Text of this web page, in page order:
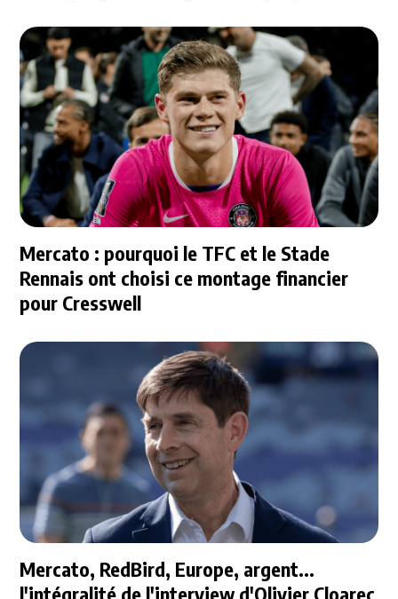
Mercato : pourquoi le TFC et le Stade
Rennais ont choisi ce montage financier
pour Cresswell
Mercato, RedBird, Europe, argent...
l'intégralité de l'interview d'Olivier Cloarec